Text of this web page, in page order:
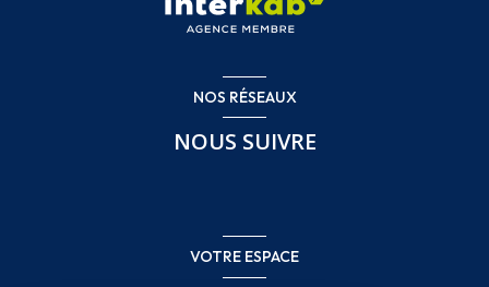
NOS RÉSEAUX
NOUS SUIVRE
VOTRE ESPACE